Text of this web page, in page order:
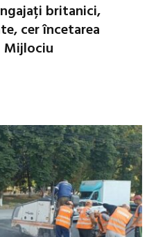
britanici,
cer încetarea
Mijlociu